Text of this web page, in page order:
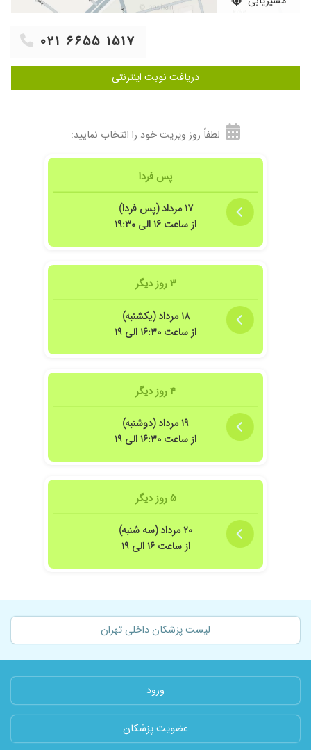
۰۲۱ ۶۶۵۵ ۱۵۱۷
دریافت نوبت اینترنتی
لطفاً روز ویزیت خود را انتخاب نمایید:
پس فردا
۱۷ مرداد (پس فردا)
از ساعت ۱۶ الی ۱۹:۳۰
۳ روز دیگر
۱۸ مرداد (یکشنبه)
از ساعت ۱۶:۳۰ الی ۱۹
۴ روز دیگر
۱۹ مرداد (دوشنبه)
از ساعت ۱۶:۳۰ الی ۱۹
۵ روز دیگر
۲۰ مرداد (سه شنبه)
از ساعت ۱۶ الی ۱۹
لیست پزشکان داخلی تهران
ورود
عضویت پزشکان